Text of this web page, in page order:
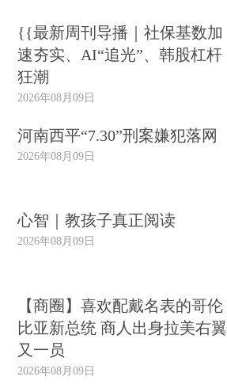
{{最新周刊导播｜社保基数加
速夯实、AI“追光”、韩股杠杆
狂潮
2026年08月09日
河南西平“7.30”刑案嫌犯落网
2026年08月09日
心智｜教孩子真正阅读
2026年08月09日
【商圈】喜欢配戴名表的哥伦
比亚新总统 商人出身拉美右翼
又一员
2026年08月09日